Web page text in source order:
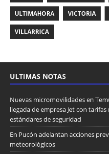
ULTIMAHORA VICTORIA
VILLARRICA
ULTIMAS NOTAS
Nuevas micromovilidades en
llegada de empresa Jet con
estándares de seguridad
En Pucón adelantan acciones
meteorológicos